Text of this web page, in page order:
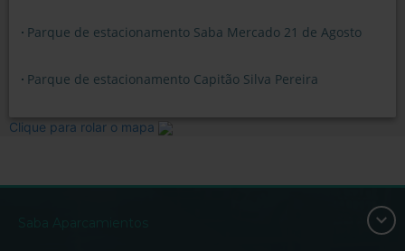
Parque de estacionamento Saba Mercado 21 de Agosto
Parque de estacionamento Capitão Silva Pereira
Clique para rolar o mapa